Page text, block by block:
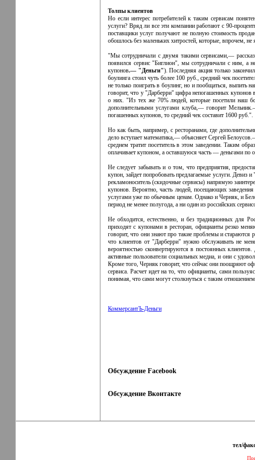
Толпы клиентов
Но если интерес потребителей к таким сервисам
услуги? Вряд ли все эти компании работают с 90-
поставщики услуг получают не полную стоимость
обошлось без маленьких хитростей, которые, впрочем,
"Мы сотрудничали с двумя такими сервисами,—
появился сервис "Биглион", мы сотрудничали с ним, а
купонов.— "Деньги"). Последняя акция только
боулинга стоил чуть более 100 руб., средний чек
не только поиграть в боулинг, но и пообщаться,
говорит, что у "Дарберри" цифра непогашенных купонов
о них. "Из тех же 70% людей, которые посетили наш
дополнительными услугами клуба,— говорит
погашенных купонов, то средний чек составит 1600 руб.".
Но как быть, например, с ресторанами, где
дело вступает математика,— объясняет Сергей
среднем тратит посетитель в этом заведении. Таким
оплачивает купоном, а оставшуюся часть — деньгами по
Не следует забывать и о том, что предприятия,
купон, зайдет попробовать предлагаемые услуги. Девиз
рекламоноситель (скидочные сервисы) напрямую
купонов. Вероятно, часть людей, посещающих
услугами уже по обычным ценам. Однако и Черняк, и
период не менее полугода, а ни один из российских
Не обходится, естественно, и без традиционных для
приходят с купонами в ресторан, официанты резко
говорит, что они знают про такие проблемы и стараются
что клиентов от "Дарберри" нужно обслуживать не
вероятностью сконвертируются в постоянных
активные пользователи социальных медиа, и они с
Кроме того, Черняк говорит, что сейчас они поощряют
сервиса. Расчет идет на то, что официанты, сами
понимая, что сами могут столкнуться с таким отношением
КоммерсантЪ-Деньги
Обсуждение Facebook
Обсуждение Вконтакте
тел/